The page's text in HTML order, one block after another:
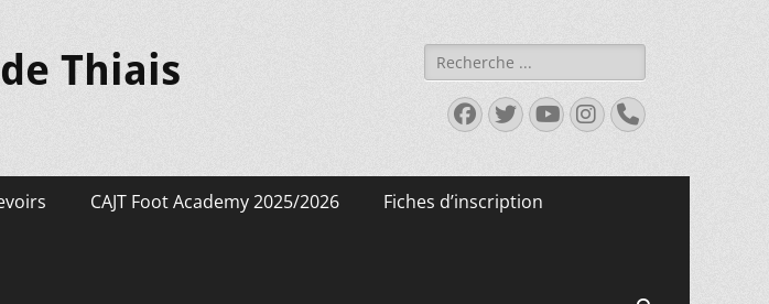
Thiais Rechercher :
Facebook
Twitter
YouTube
Instagram
Tél
CAJT Foot Academy 2025/2026 Fiches d’inscription